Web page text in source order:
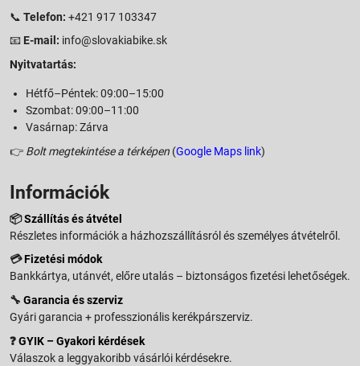
📞 Telefon: +421 917 103347
📧 E-mail: info@slovakiabike.sk
Nyitvatartás:
Hétfő–Péntek: 09:00–15:00
Szombat: 09:00–11:00
Vasárnap: Zárva
👉 Bolt megtekintése a térképen (Google Maps link)
Információk
📦Szállítás és átvétel
Részletes információk a házhozszállításról és személyes átvételről.
💳Fizetési módok
Bankkártya, utánvét, előre utalás – biztonságos fizetési lehetőségek.
🔧 Garancia és szerviz
Gyári garancia + professzionális kerékpárszerviz.
❓GYIK – Gyakori kérdések
Válaszok a leggyakoribb vásárlói kérdésekre.